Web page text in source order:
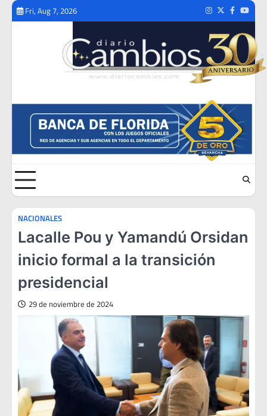
Skip
Fri, Aug 7, 2026 Instagram
TwitterFacebook
NACIONALES
Lacalle Pou y Yamandú Orsidan
inicio formal a la transición
presidencial
29 de noviembre de 2024